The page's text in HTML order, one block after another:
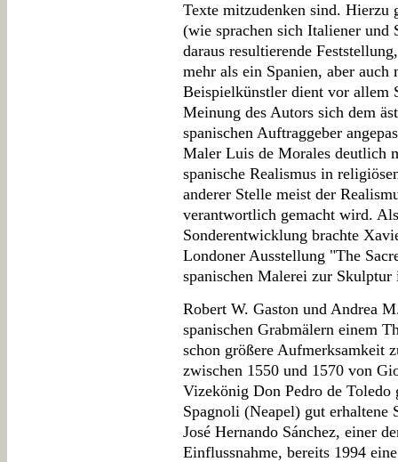
Texte mitzudenken sind. Hierzu
(wie sprachen sich Italiener und
daraus resultierende
mehr als ein Spanien, aber
Beispielkünstler dient vor allem
Meinung des Autors sich dem
spanischen Auftraggeber
Maler Luis de Morales deutlich
spanische Realismus in
anderer Stelle meist der
verantwortlich gemacht wird.
Sonderentwicklung brachte
Londoner Ausstellung "The
spanischen Malerei zur
Robert W. Gaston und Andrea
spanischen Grabmälern einem
schon größere Aufmerksamkeit
zwischen 1550 und 1570 von
Vizekönig Don Pedro de Toledo
Spagnoli (Neapel) gut erhaltene
José Hernando Sánchez, einer
Einflussnahme, bereits 1994